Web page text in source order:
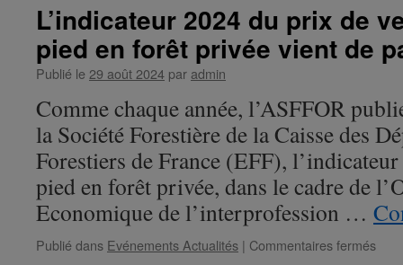
L’indicateur 2024 du prix de
pied en forêt privée vient de
Publié le 29 août 2024 par admin
Comme chaque année, l’ASFFOR
la Société Forestière de la Caisse des
Forestiers de France (EFF),
pied en forêt privée, dans le cadre de
Economique de l’interprofession …
Publié dans Evénements Actualités | Commentaires fermés